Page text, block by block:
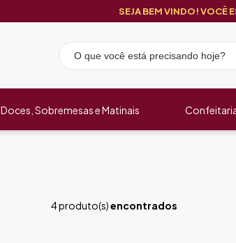
SEJA BEM VINDO! VOCÊ
Doces, Sobremesas e Matinais
4 produto(s)encontrados